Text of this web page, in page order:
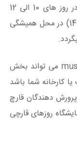
ها و بازدیکنندگان بشکند. این نمایشگاه در روز های 10 الی 12
می سال 2023 ( 20 الی 22 اردیبهشت 1402) در محل همیشگی
نمایشگاه روزهای قارچی یا mushroom days می تواند بخش
کارخانه شما باشد
دهندگان قارچ
روزهای قارچی